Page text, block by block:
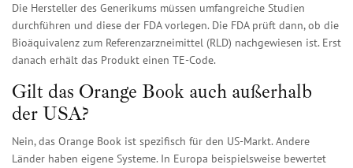
Die Hersteller des Generikums müssen umfangreiche Studien
durchführen und diese der FDA vorlegen. Die FDA prüft dann, ob die
Bioäquivalenz zum Referenzarzneimittel (RLD) nachgewiesen ist. Erst
danach erhält das Produkt einen TE-Code.
Gilt das Orange Book auch außerhalb
der USA?
Nein, das Orange Book ist spezifisch für den US-Markt. Andere
Länder haben eigene Systeme. In Europa beispielsweise bewertet